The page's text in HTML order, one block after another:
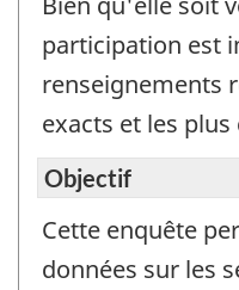
participation est
renseignements
exacts et les
Objectif
Cette enquête
données sur les